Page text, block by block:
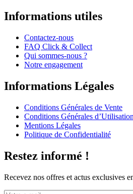
Informations utiles
Contactez-nous
FAQ Click & Collect
Qui sommes-nous ?
Notre engagement
Informations Légales
Conditions Générales de Vente
Conditions Générales d’Utilisation
Mentions Légales
Politique de Confidentialité
Restez informé !
Recevez nos offres et actus exclusives